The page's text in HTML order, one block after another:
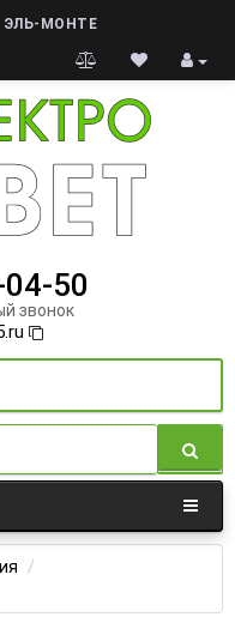
ЭЛЬ-МОНТЕ
50
звонок